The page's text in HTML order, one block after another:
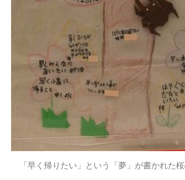
「早く帰りたい」という「夢」が書かれた